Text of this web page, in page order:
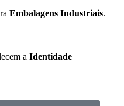
Embalagens Industriais.
a Identidade